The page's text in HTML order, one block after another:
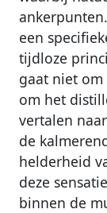
een
tijdloze
gaat niet
om het
vertalen
de
helderheid
deze
binnen de